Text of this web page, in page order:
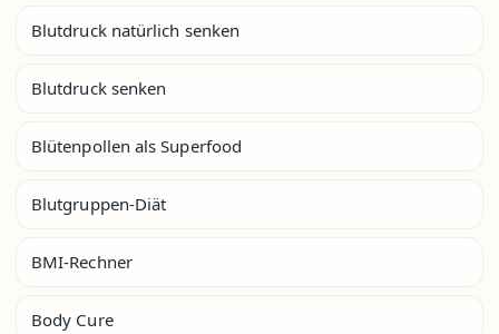
Blutdruck natürlich senken
Blutdruck senken
Blütenpollen als Superfood
Blutgruppen-Diät
BMI-Rechner
Body Cure